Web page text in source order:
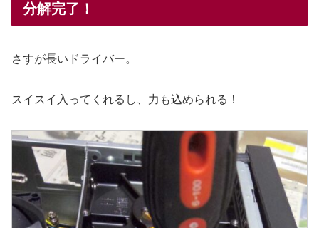
分解完了！
さすが長いドライバー。
スイスイ入ってくれるし、力も込められる！